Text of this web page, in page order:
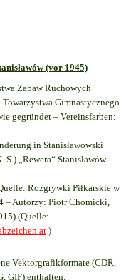
(vor 1945)
Zabaw Ruchowych
Towarzystwa Gimnastycznego
gegründet – Vereinsfarben:
in Stanisławowski
„Rewera“ Stanisławów
Rozgrywki Piłkarskie w
– Autorzy: Piotr Chomicki,
(Quelle:
)
Vektorgrafikformate (CDR,
GIF) enthalten.